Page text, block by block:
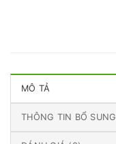
MÔ TẢ
THÔNG TIN BỔ SUNG